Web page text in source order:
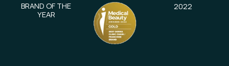
BRAND OF THE
YEAR
2022